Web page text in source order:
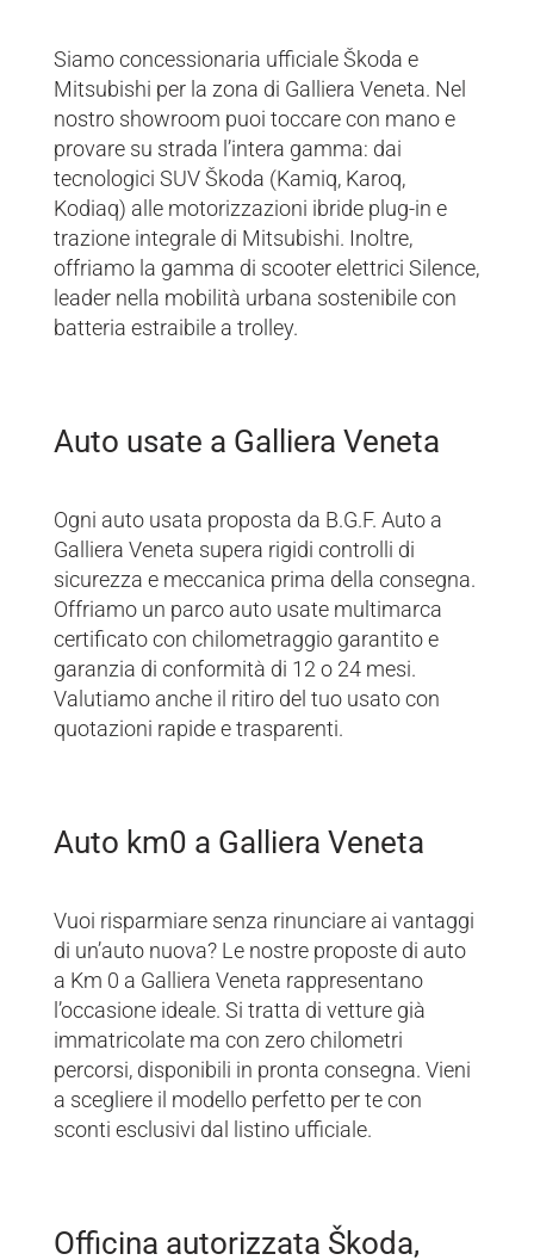
Siamo concessionaria ufficiale Škoda e
Mitsubishi per la zona di Galliera Veneta. Nel
nostro showroom puoi toccare con mano e
provare su strada l’intera gamma: dai
tecnologici SUV Škoda (Kamiq, Karoq,
Kodiaq) alle motorizzazioni ibride plug-in e
trazione integrale di Mitsubishi. Inoltre,
offriamo la gamma di scooter elettrici Silence,
leader nella mobilità urbana sostenibile con
batteria estraibile a trolley.
Auto usate a Galliera Veneta
Ogni auto usata proposta da B.G.F. Auto a
Galliera Veneta supera rigidi controlli di
sicurezza e meccanica prima della consegna.
Offriamo un parco auto usate multimarca
certificato con chilometraggio garantito e
garanzia di conformità di 12 o 24 mesi.
Valutiamo anche il ritiro del tuo usato con
quotazioni rapide e trasparenti.
Auto km0 a Galliera Veneta
Vuoi risparmiare senza rinunciare ai vantaggi
di un’auto nuova? Le nostre proposte di auto
a Km 0 a Galliera Veneta rappresentano
l’occasione ideale. Si tratta di vetture già
immatricolate ma con zero chilometri
percorsi, disponibili in pronta consegna. Vieni
a scegliere il modello perfetto per te con
sconti esclusivi dal listino ufficiale.
Officina autorizzata Škoda,